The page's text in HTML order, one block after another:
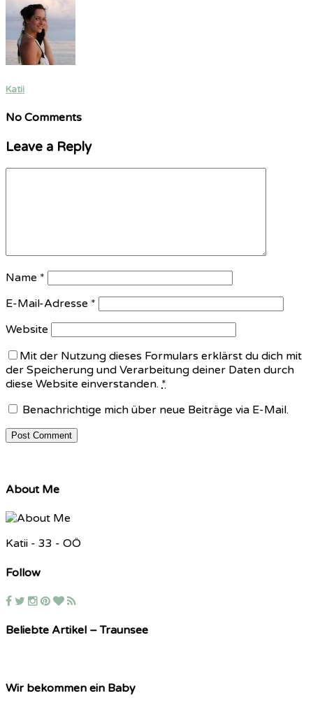
Katii
No Comments
Leave a Reply
Name *
E-Mail-Adresse *
Website
Mit der Nutzung dieses Formulars erklärst du dich mit
der Speicherung und Verarbeitung deiner Daten durch
diese Website einverstanden. *
Benachrichtige mich über neue Beiträge via E-Mail.
About Me
Katii - 33 - OÖ
Follow
Beliebte Artikel – Traunsee
Wir bekommen ein Baby